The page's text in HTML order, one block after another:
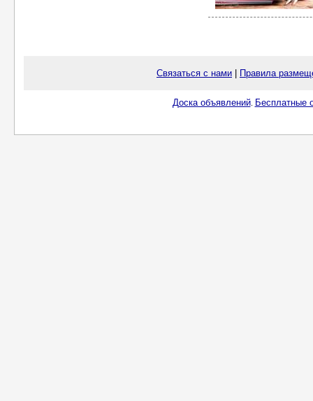
Связаться с нами Правила
Доска объявлений. Бесплатные